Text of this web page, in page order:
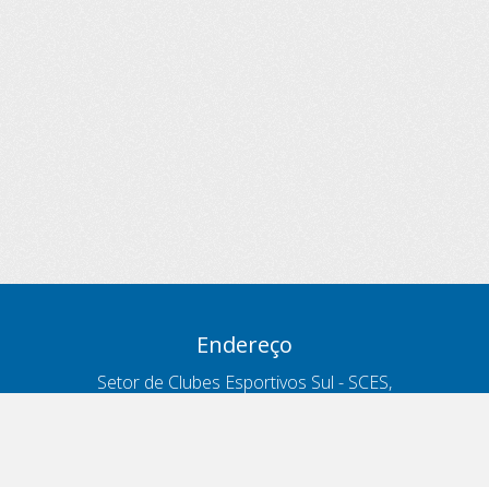
Endereço
Setor de Clubes Esportivos Sul - SCES,